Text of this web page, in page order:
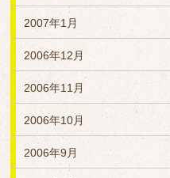
2007年1月
2006年12月
2006年11月
2006年10月
2006年9月